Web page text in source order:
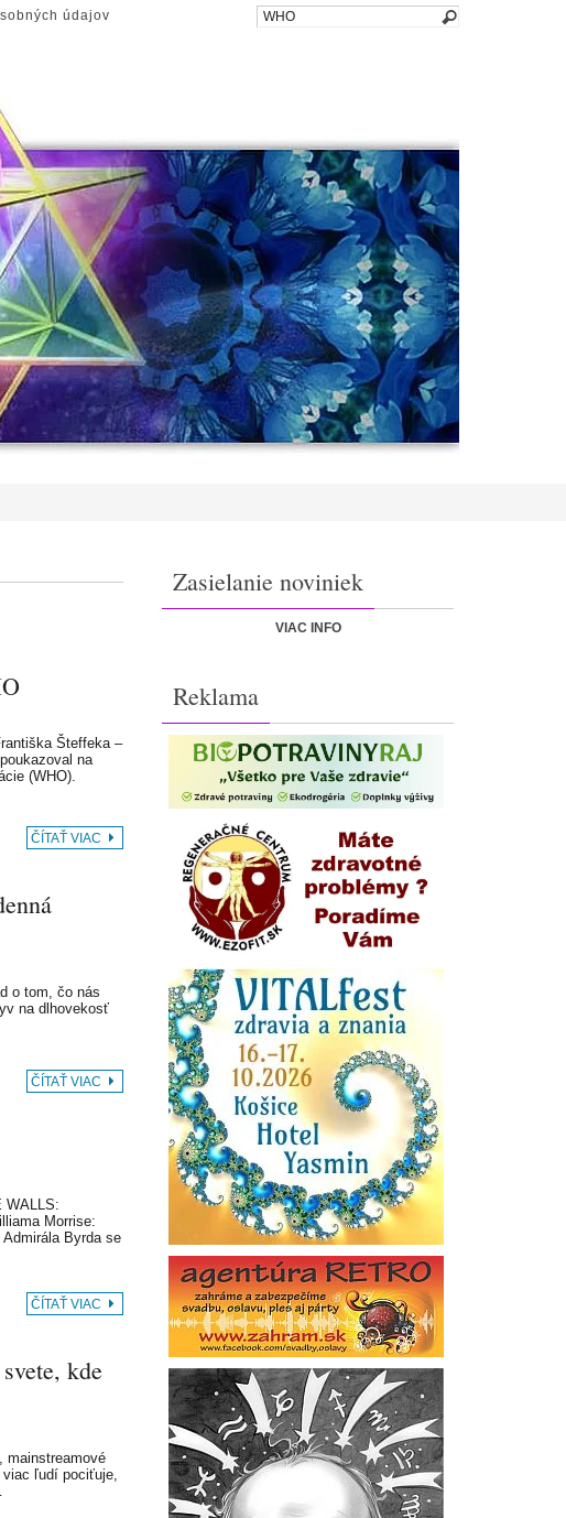
údajov
Šteffeka –
na
(WHO).
ČÍTAŤ VIAC
o tom, čo nás
na dlhovekosť
ČÍTAŤ VIAC
WALLS:
Morrise:
Byrda se
ČÍTAŤ VIAC
kde
mainstreamové
viac ľudí pociťuje,
Zasielanie noviniek
VIAC INFO
Reklama